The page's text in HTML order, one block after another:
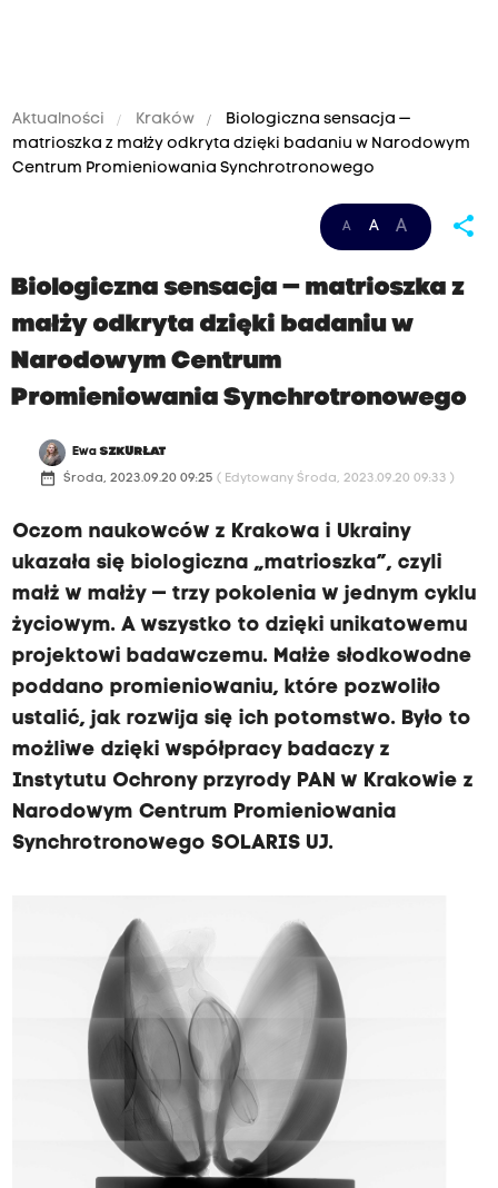
Aktualności Kraków
Biologiczna sensacja —
matrioszka z małży odkryta dzięki badaniu w Narodowym
Centrum Promieniowania Synchrotronowego
A A A share
Biologiczna sensacja — matrioszka z
małży odkryta dzięki badaniu w
Narodowym Centrum
Promieniowania Synchrotronowego
EwaSZKURŁAT
date_range Środa, 2023.09.20 09:25 ( Edytowany Środa, 2023.09.20 09:33 )
Oczom naukowców z Krakowa i Ukrainy
ukazała się biologiczna „matrioszka”, czyli
małż w małży — trzy pokolenia w jednym cyklu
życiowym. A wszystko to dzięki unikatowemu
projektowi badawczemu. Małże słodkowodne
poddano promieniowaniu, które pozwoliło
ustalić, jak rozwija się ich potomstwo. Było to
możliwe dzięki współpracy badaczy z
Instytutu Ochrony przyrody PAN w Krakowie z
Narodowym Centrum Promieniowania
Synchrotronowego SOLARIS UJ.